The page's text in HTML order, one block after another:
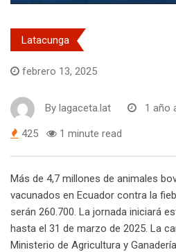
Latacunga
febrero 13, 2025
By lagaceta.lat 1 año
425 1 minute read
Más de 4,7 millones de animales
vacunados en Ecuador contra la
serán 260.700. La jornada iniciará
hasta el 31 de marzo de 2025. La
Ministerio de Agricultura y